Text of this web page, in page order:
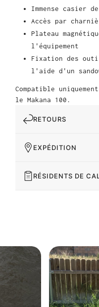
Immense casier
Accès par
Plateau
l'équipement
Fixation des
l'aide d'un
Compatible
le Makana 100.
RETOURS
EXPÉDITION
RÉSIDENTS DE